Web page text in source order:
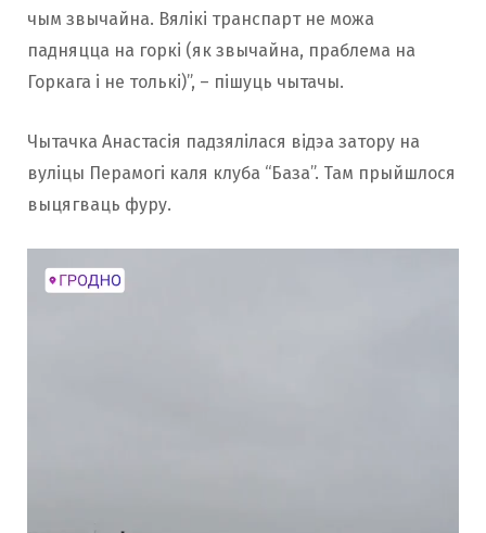
чым звычайна. Вялікі транспарт не можа
падняцца на горкі (як звычайна, праблема на
Горкага і не толькі)”, – пішуць чытачы.
Чытачка Анастасія падзялілася відэа затору на
вуліцы Перамогі каля клуба “База”. Там прыйшлося
выцягваць фуру.